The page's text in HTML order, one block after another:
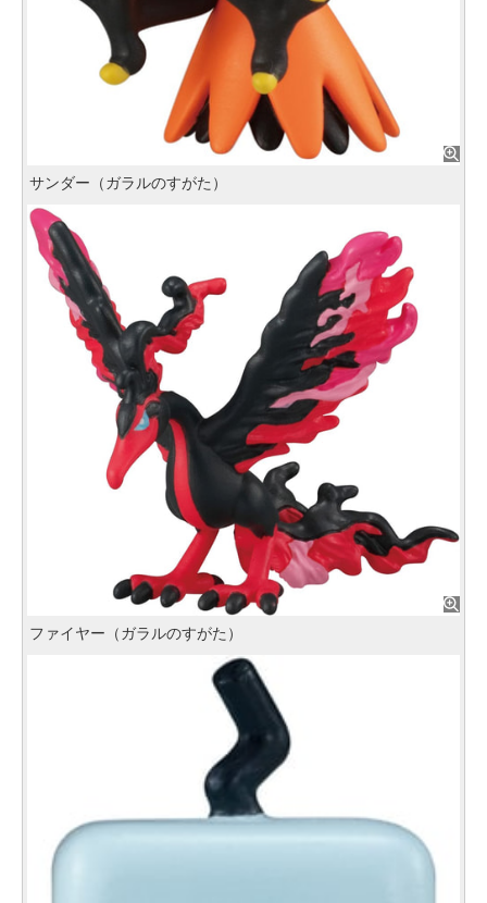
サンダー（ガラルのすがた）
ファイヤー（ガラルのすがた）